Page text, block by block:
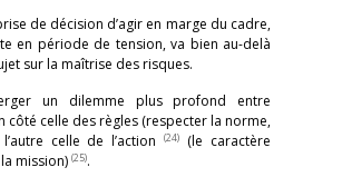
de décision d’agir en marge du cadre,
en période de tension, va bien au-delà
sur la maîtrise des risques.
un dilemme plus profond entre
côté celle des règles (respecter la norme,
celle de l’action(24)
(le caractère
mission) (25).